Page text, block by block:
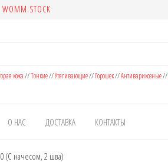
WOMM.STOCK
кожа//Тонкие//Утягивающие//Горошек//Антиварикозные//
О НАС ДОСТАВКА КОНТАКТЫ
(C начесом, 2 шва)